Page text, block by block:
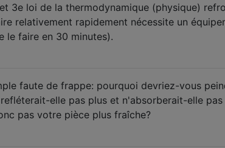
3e loi de la thermodynamique (physique)
relativement rapidement nécessite un
le faire en 30 minutes).
faute de frappe: pourquoi devriez-vous
elle pas plus et n'absorberait-elle pas
pas votre pièce plus fraîche?